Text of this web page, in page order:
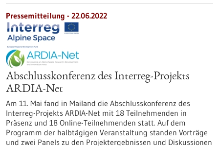
Pressemitteilung - 22.06.2022
Abschlusskonferenz des Interreg-Projekts
ARDIA-Net
Am 11. Mai fand in Mailand die Abschlusskonferenz des
Interreg-Projekts ARDIA-Net mit 18 Teilnehmenden in
Präsenz und 18 Online-Teilnehmenden statt. Auf dem
Programm der halbtägigen Veranstaltung standen Vorträge
und zwei Panels zu den Projektergebnissen und Diskussionen